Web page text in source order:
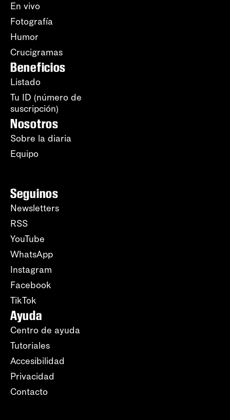
En vivo
Fotografía
Humor
Crucigramas
Beneficios
Listado
Tu ID (número de
suscripción)
Nosotros
Sobre la diaria
Equipo
Seguinos
Newsletters
RSS
YouTube
WhatsApp
Instagram
Facebook
TikTok
Ayuda
Centro de ayuda
Tutoriales
Accesibilidad
Privacidad
Contacto